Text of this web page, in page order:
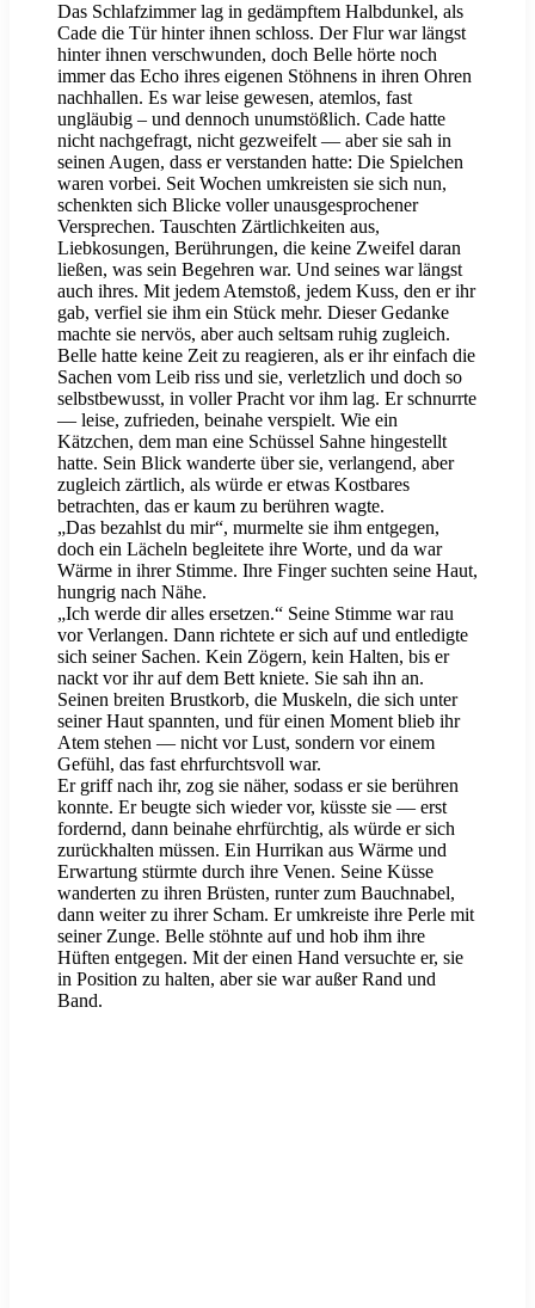
Das Schlafzimmer lag in gedämpftem Halbdunkel, als
Cade die Tür hinter ihnen schloss. Der Flur war längst
hinter ihnen verschwunden, doch Belle hörte noch
immer das Echo ihres eigenen Stöhnens in ihren Ohren
nachhallen. Es war leise gewesen, atemlos, fast
ungläubig – und dennoch unumstößlich. Cade hatte
nicht nachgefragt, nicht gezweifelt — aber sie sah in
seinen Augen, dass er verstanden hatte: Die Spielchen
waren vorbei. Seit Wochen umkreisten sie sich nun,
schenkten sich Blicke voller unausgesprochener
Versprechen. Tauschten Zärtlichkeiten aus,
Liebkosungen, Berührungen, die keine Zweifel daran
ließen, was sein Begehren war. Und seines war längst
auch ihres. Mit jedem Atemstoß, jedem Kuss, den er ihr
gab, verfiel sie ihm ein Stück mehr. Dieser Gedanke
machte sie nervös, aber auch seltsam ruhig zugleich.
Belle hatte keine Zeit zu reagieren, als er ihr einfach die
Sachen vom Leib riss und sie, verletzlich und doch so
selbstbewusst, in voller Pracht vor ihm lag. Er schnurrte
— leise, zufrieden, beinahe verspielt. Wie ein
Kätzchen, dem man eine Schüssel Sahne hingestellt
hatte. Sein Blick wanderte über sie, verlangend, aber
zugleich zärtlich, als würde er etwas Kostbares
betrachten, das er kaum zu berühren wagte.
„Das bezahlst du mir“, murmelte sie ihm entgegen,
doch ein Lächeln begleitete ihre Worte, und da war
Wärme in ihrer Stimme. Ihre Finger suchten seine Haut,
hungrig nach Nähe.
„Ich werde dir alles ersetzen.“ Seine Stimme war rau
vor Verlangen. Dann richtete er sich auf und entledigte
sich seiner Sachen. Kein Zögern, kein Halten, bis er
nackt vor ihr auf dem Bett kniete. Sie sah ihn an.
Seinen breiten Brustkorb, die Muskeln, die sich unter
seiner Haut spannten, und für einen Moment blieb ihr
Atem stehen — nicht vor Lust, sondern vor einem
Gefühl, das fast ehrfurchtsvoll war.
Er griff nach ihr, zog sie näher, sodass er sie berühren
konnte. Er beugte sich wieder vor, küsste sie — erst
fordernd, dann beinahe ehrfürchtig, als würde er sich
zurückhalten müssen. Ein Hurrikan aus Wärme und
Erwartung stürmte durch ihre Venen. Seine Küsse
wanderten zu ihren Brüsten, runter zum Bauchnabel,
dann weiter zu ihrer Scham. Er umkreiste ihre Perle mit
seiner Zunge. Belle stöhnte auf und hob ihm ihre
Hüften entgegen. Mit der einen Hand versuchte er, sie
in Position zu halten, aber sie war außer Rand und
Band.